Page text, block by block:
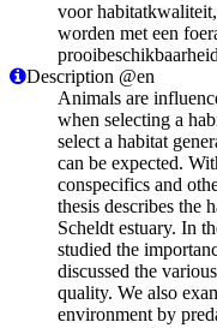
voor
worden met een
Description @en
Animals are
when selecting a
select a habitat
can be expected.
conspecifics and
thesis describes the
Scheldt estuary. In
studied the
discussed the
quality. We also
environment by